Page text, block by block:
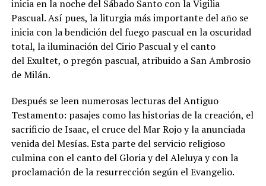
inicia en la noche del Sábado Santo con la Vigilia
Pascual. Así pues, la liturgia más importante del año se
inicia con la bendición del fuego pascual en la oscuridad
total, la iluminación del Cirio Pascual y el canto
del Exultet, o pregón pascual, atribuido a San Ambrosio
de Milán.
Después se leen numerosas lecturas del Antiguo
Testamento: pasajes como las historias de la creación, el
sacrificio de Isaac, el cruce del Mar Rojo y la anunciada
venida del Mesías. Esta parte del servicio religioso
culmina con el canto del Gloria y del Aleluya y con la
proclamación de la resurrección según el Evangelio.